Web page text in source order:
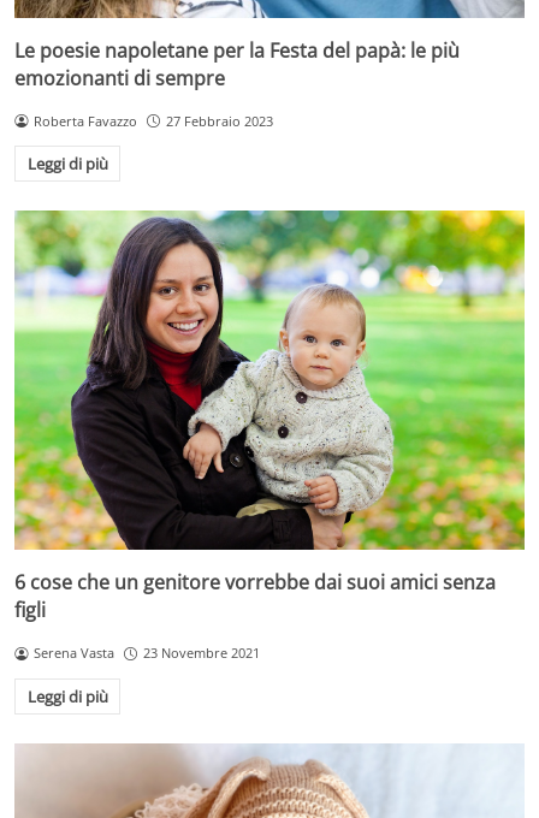
Le poesie napoletane per la Festa del papà: le più
emozionanti di sempre
Roberta Favazzo 27 Febbraio 2023
Leggi di più
6 cose che un genitore vorrebbe dai suoi amici senza
figli
Serena Vasta 23 Novembre 2021
Leggi di più